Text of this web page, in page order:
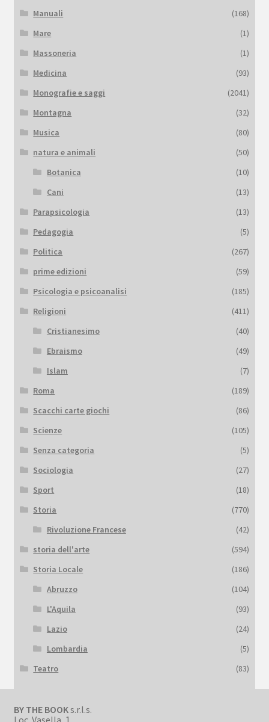
Manuali
(168)
Mare
(1)
Massoneria
(1)
Medicina
(93)
Monografie e saggi
(2041)
Montagna
(32)
Musica
(80)
natura e animali
(50)
Botanica
(10)
Cani
(13)
Parapsicologia
(13)
Pedagogia
(5)
Politica
(267)
prime edizioni
(59)
Psicologia e psicoanalisi
(185)
Religioni
(411)
Cristianesimo
(40)
Ebraismo
(49)
Islam
(7)
Roma
(189)
Scacchi carte giochi
(86)
Scienze
(105)
Senza categoria
(5)
Sociologia
(27)
Sport
(18)
Storia
(770)
Rivoluzione Francese
(42)
storia dell'arte
(594)
Storia Locale
(186)
Abruzzo
(104)
L'Aquila
(93)
Lazio
(24)
Lombardia
(5)
Teatro
(83)
BY THE BOOKs.r.l.s.